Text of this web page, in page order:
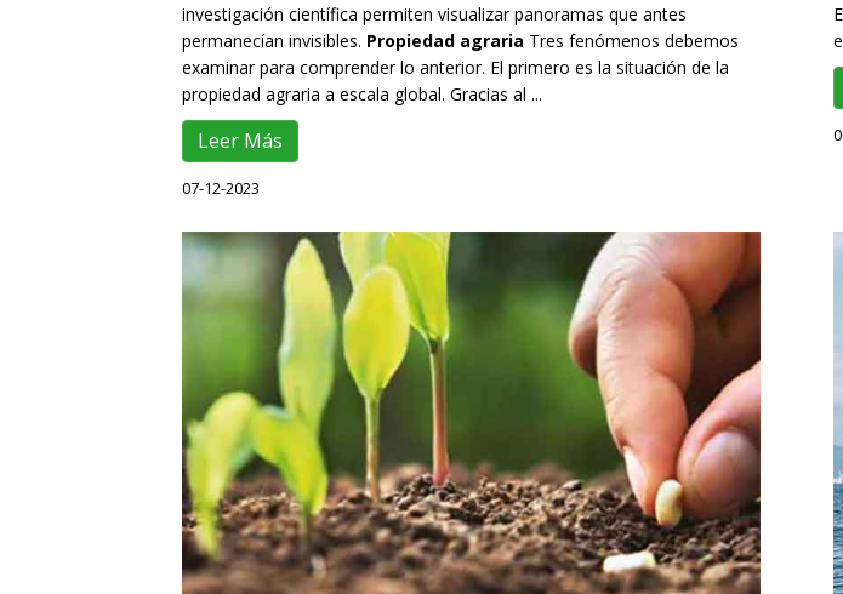
investigación científica permiten visualizar panoramas que antes
permanecían invisibles. Propiedad agraria Tres fenómenos debemos
examinar para comprender lo anterior. El primero es la situación de la
propiedad agraria a escala global. Gracias al ...
Leer Más
07-12-2023